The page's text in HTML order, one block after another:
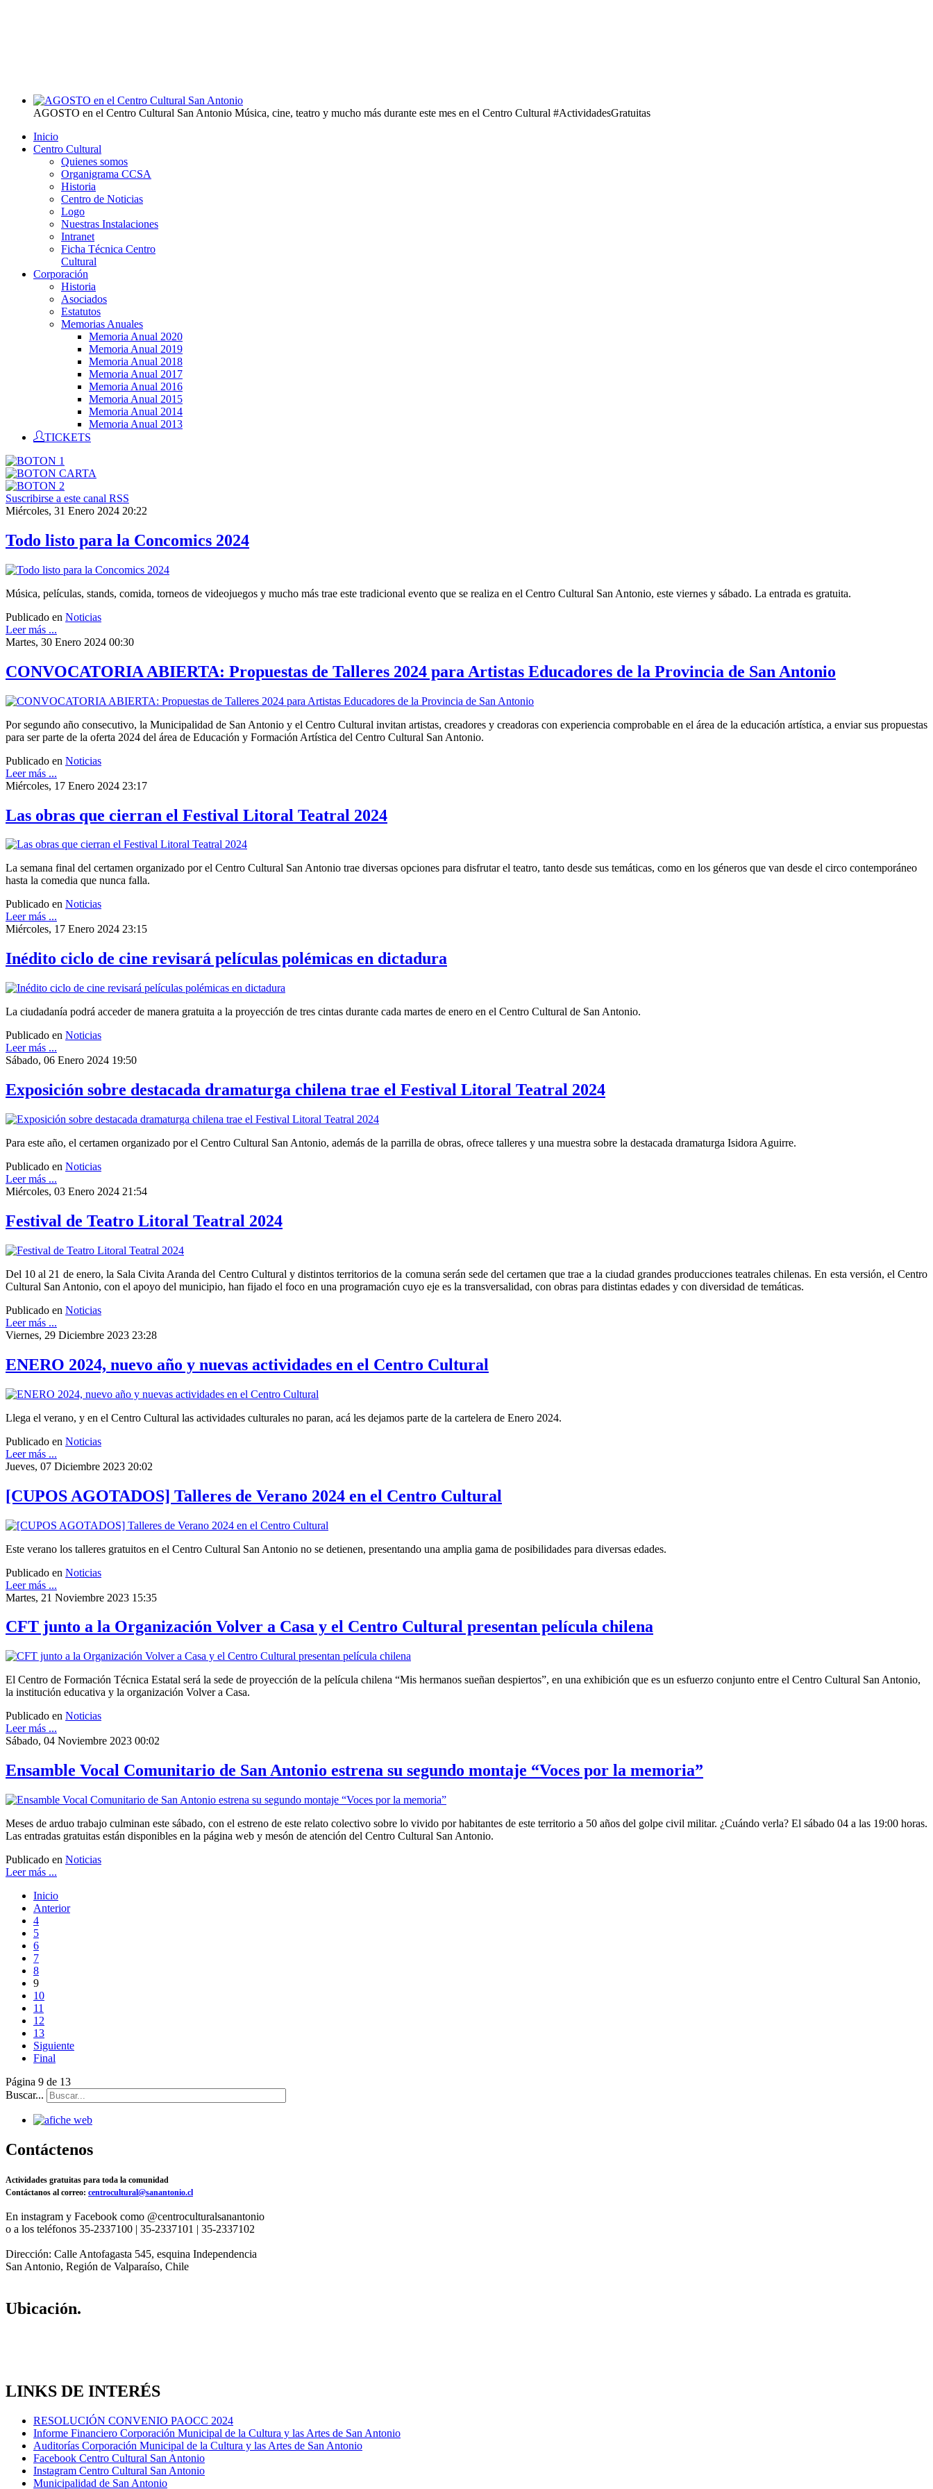
AGOSTO en el Centro Cultural San Antonio Música, cine, teatro y mucho más durante este mes en el Centro Cultural #ActividadesGratuitas
Inicio
Centro Cultural
Quienes somos
Organigrama CCSA
Historia
Centro de Noticias
Logo
Nuestras Instalaciones
Intranet
Ficha Técnica Centro
Cultural
Corporación
Historia
Asociados
Estatutos
Memorias Anuales
Memoria Anual 2020
Memoria Anual 2019
Memoria Anual 2018
Memoria Anual 2017
Memoria Anual 2016
Memoria Anual 2015
Memoria Anual 2014
Memoria Anual 2013
TICKETS
Suscribirse a este canal RSS
Miércoles, 31 Enero 2024 20:22
Todo listo para la Concomics 2024
Música, películas, stands, comida, torneos de videojuegos y mucho más trae este tradicional evento que se realiza en el Centro Cultural San Antonio, este viernes y sábado. La entrada es gratuita.
Publicado en Noticias
Leer más ...
Martes, 30 Enero 2024 00:30
CONVOCATORIA ABIERTA: Propuestas de Talleres 2024 para Artistas Educadores de la Provincia de San Antonio
Por segundo año consecutivo, la Municipalidad de San Antonio y el Centro Cultural invitan artistas, creadores y creadoras con experiencia comprobable en el área de la educación artística, a enviar sus propuestas
para ser parte de la oferta 2024 del área de Educación y Formación Artística del Centro Cultural San Antonio.
Publicado en Noticias
Leer más ...
Miércoles, 17 Enero 2024 23:17
Las obras que cierran el Festival Litoral Teatral 2024
La semana final del certamen organizado por el Centro Cultural San Antonio trae diversas opciones para disfrutar el teatro, tanto desde sus temáticas, como en los géneros que van desde el circo contemporáneo
hasta la comedia que nunca falla.
Publicado en Noticias
Leer más ...
Miércoles, 17 Enero 2024 23:15
Inédito ciclo de cine revisará películas polémicas en dictadura
La ciudadanía podrá acceder de manera gratuita a la proyección de tres cintas durante cada martes de enero en el Centro Cultural de San Antonio.
Publicado en Noticias
Leer más ...
Sábado, 06 Enero 2024 19:50
Exposición sobre destacada dramaturga chilena trae el Festival Litoral Teatral 2024
Para este año, el certamen organizado por el Centro Cultural San Antonio, además de la parrilla de obras, ofrece talleres y una muestra sobre la destacada dramaturga Isidora Aguirre.
Publicado en Noticias
Leer más ...
Miércoles, 03 Enero 2024 21:54
Festival de Teatro Litoral Teatral 2024
Del 10 al 21 de enero, la Sala Civita Aranda del Centro Cultural y distintos territorios de la comuna serán sede del certamen que trae a la ciudad grandes producciones teatrales chilenas. En esta versión, el Centro
Cultural San Antonio, con el apoyo del municipio, han fijado el foco en una programación cuyo eje es la transversalidad, con obras para distintas edades y con diversidad de temáticas.
Publicado en Noticias
Leer más ...
Viernes, 29 Diciembre 2023 23:28
ENERO 2024, nuevo año y nuevas actividades en el Centro Cultural
Llega el verano, y en el Centro Cultural las actividades culturales no paran, acá les dejamos parte de la cartelera de Enero 2024.
Publicado en Noticias
Leer más ...
Jueves, 07 Diciembre 2023 20:02
[CUPOS AGOTADOS] Talleres de Verano 2024 en el Centro Cultural
Este verano los talleres gratuitos en el Centro Cultural San Antonio no se detienen, presentando una amplia gama de posibilidades para diversas edades.
Publicado en Noticias
Leer más ...
Martes, 21 Noviembre 2023 15:35
CFT junto a la Organización Volver a Casa y el Centro Cultural presentan película chilena
El Centro de Formación Técnica Estatal será la sede de proyección de la película chilena “Mis hermanos sueñan despiertos”, en una exhibición que es un esfuerzo conjunto entre el Centro Cultural San Antonio,
la institución educativa y la organización Volver a Casa.
Publicado en Noticias
Leer más ...
Sábado, 04 Noviembre 2023 00:02
Ensamble Vocal Comunitario de San Antonio estrena su segundo montaje “Voces por la memoria”
Meses de arduo trabajo culminan este sábado, con el estreno de este relato colectivo sobre lo vivido por habitantes de este territorio a 50 años del golpe civil militar. ¿Cuándo verla? El sábado 04 a las 19:00 horas.
Las entradas gratuitas están disponibles en la página web y mesón de atención del Centro Cultural San Antonio.
Publicado en Noticias
Leer más ...
Inicio
Anterior
4
5
6
7
8
9
10
11
12
13
Siguiente
Final
Página 9 de 13
Buscar...
Contáctenos
Actividades gratuitas para toda la comunidad
Contáctanos al correo: centrocultural@sanantonio.cl
En instagram y Facebook como @centroculturalsanantonio
o a los teléfonos 35-2337100 | 35-2337101 | 35-2337102
Dirección: Calle Antofagasta 545, esquina Independencia
San Antonio, Región de Valparaíso, Chile
Ubicación.
LINKS DE INTERÉS
RESOLUCIÓN CONVENIO PAOCC 2024
Informe Financiero Corporación Municipal de la Cultura y las Artes de San Antonio
Auditorías Corporación Municipal de la Cultura y las Artes de San Antonio
Facebook Centro Cultural San Antonio
Instagram Centro Cultural San Antonio
Municipalidad de San Antonio